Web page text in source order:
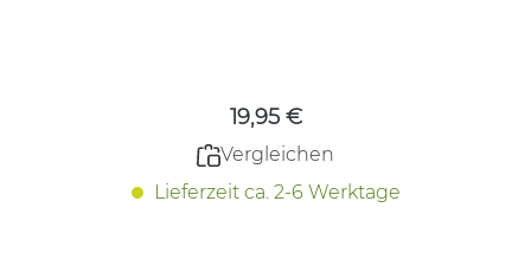
19,95 €
Vergleichen
Lieferzeit ca. 2-6 Werktage